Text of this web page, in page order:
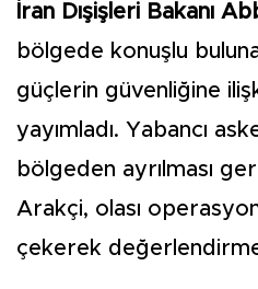
İran Dışişleri Bakanı
bölgede konuşlu
güçlerin güvenliğine
yayımladı. Yabancı
bölgeden ayrılması
Arakçi, olası
çekerek